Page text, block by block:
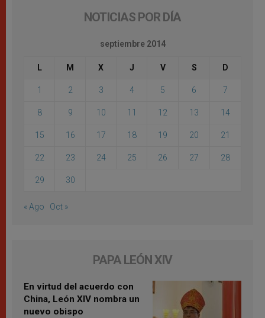
NOTICIAS POR DÍA
septiembre 2014
L M X J V S D
1 2 3 4 5 6 7
8 9 10 11 12 13 14
15 16 17 18 19 20 21
22 23 24 25 26 27 28
29 30
« Ago Oct »
PAPA LEÓN XIV
En virtud del acuerdo con
China, León XIV nombra un
nuevo obispo